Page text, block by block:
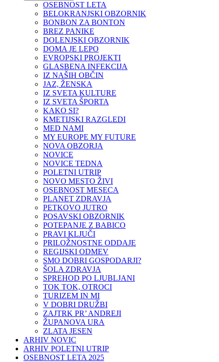
OSEBNOST LETA
BELOKRANJSKI OBZORNIK
BONBON ZA BONTON
BREZ PANIKE
DOLENJSKI OBZORNIK
DOMA JE LEPO
EVROPSKI PROJEKTI
GLASBENA INFEKCIJA
IZ NAŠIH OBČIN
JAZ, ŽENSKA
IZ SVETA KULTURE
IZ SVETA ŠPORTA
KAKO SI?
KMETIJSKI RAZGLEDI
MED NAMI
MY EUROPE MY FUTURE
NOVA OBZORJA
NOVICE
NOVICE TEDNA
POLETNI UTRIP
NOVO MESTO ŽIVI
OSEBNOST MESECA
PLANET ZDRAVJA
PETKOVO JUTRO
POSAVSKI OBZORNIK
POTEPANJE Z BABICO
PRAVI KLJUČI
PRILOŽNOSTNE ODDAJE
REGIJSKI ODMEV
SMO DOBRI GOSPODARJI?
ŠOLA ZDRAVJA
SPREHOD PO LJUBLJANI
TOK TOK, OTROCI
TURIZEM IN MI
V DOBRI DRUŽBI
ZAJTRK PR’ ANDREJI
ŽUPANOVA URA
ZLATA JESEN
ARHIV NOVIC
ARHIV POLETNI UTRIP
OSEBNOST LETA 2025